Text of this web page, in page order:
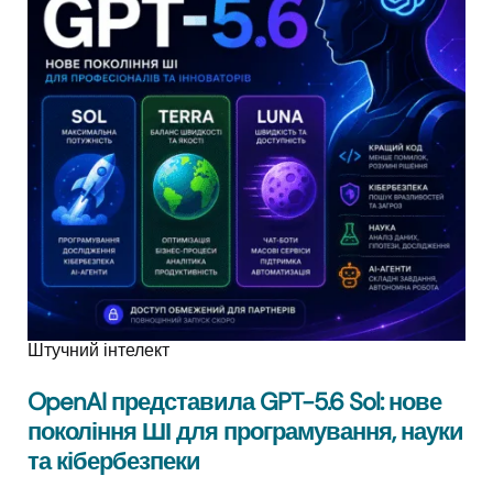
Штучний інтелект
OpenAI представила GPT-5.6 Sol: нове
покоління ШІ для програмування, науки
та кібербезпеки